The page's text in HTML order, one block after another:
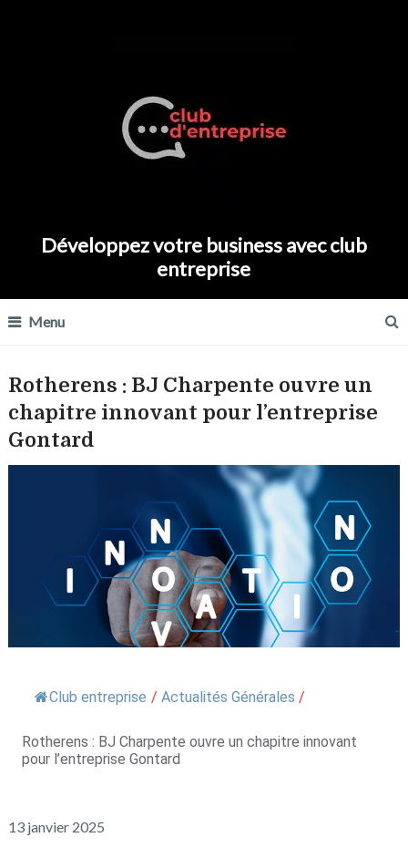
Développez votre business avec club
entreprise
Menu
Rotherens : BJ Charpente ouvre un
chapitre innovant pour l’entreprise
Gontard
Club entreprise / Actualités Générales /
Rotherens : BJ Charpente ouvre un chapitre innovant
pour l’entreprise Gontard
13 janvier 2025